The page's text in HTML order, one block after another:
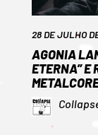
28 DE JULHO
AGONIA
ETERNA” E